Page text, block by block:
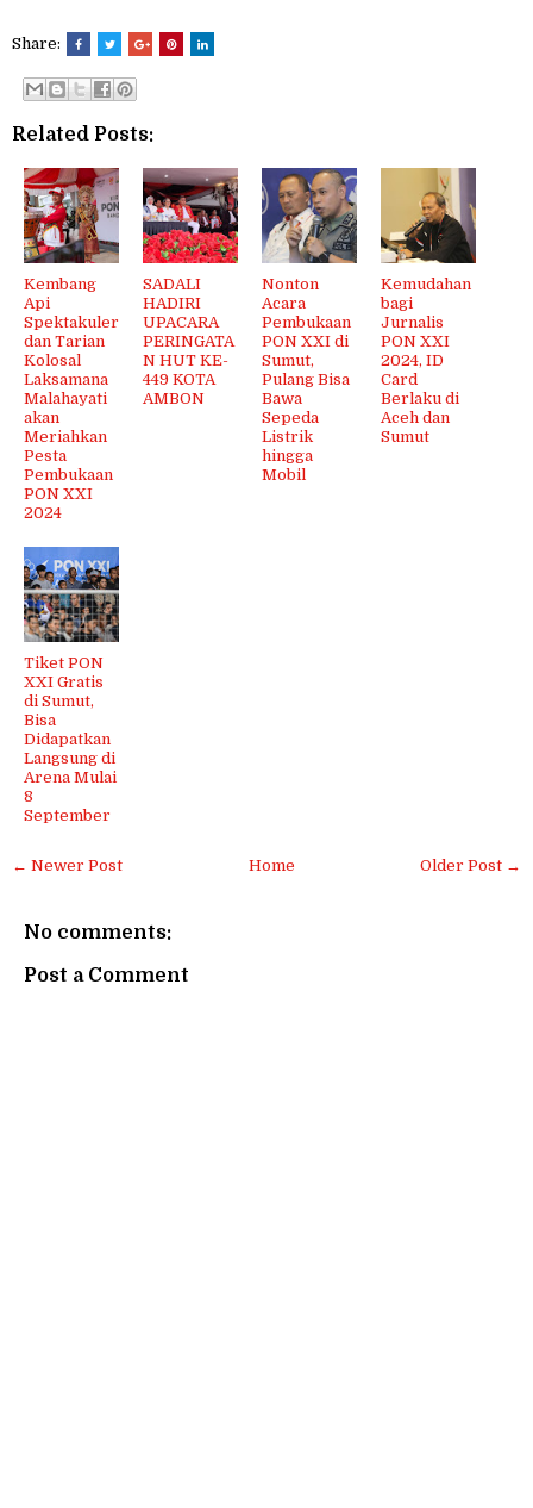
Share:
Related Posts:
Kembang
Api
Spektakuler
dan Tarian
Kolosal
Laksamana
Malahayati
akan
Meriahkan
Pesta
Pembukaan
PON XXI
2024
SADALI
HADIRI
UPACARA
PERINGATA
N HUT KE-
449 KOTA
AMBON
Nonton
Acara
Pembukaan
PON XXI di
Sumut,
Pulang Bisa
Bawa
Sepeda
Listrik
hingga
Mobil
Kemudahan
bagi
Jurnalis
PON XXI
2024, ID
Card
Berlaku di
Aceh dan
Sumut
Tiket PON
XXI Gratis
di Sumut,
Bisa
Didapatkan
Langsung di
Arena Mulai
8
September
← Newer Post Older Post →
Home
No comments:
Post a Comment